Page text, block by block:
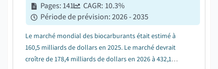
Pages:141 CAGR: 10.3%
Période de prévision:2026 - 2035
Le marché mondial des biocarburants était estimé à
160,5 milliards de dollars en 2025. Le marché devrait
croître de 178,4 milliards de dollars en 2026 à 432,1